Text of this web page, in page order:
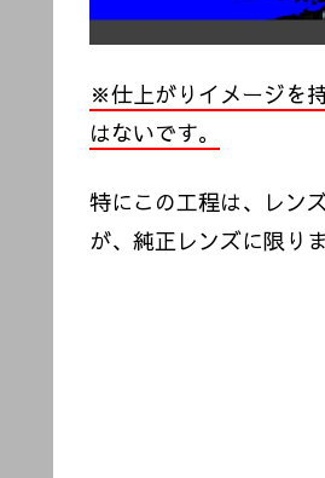
※仕上がりイメージを
はないです。
特にこの工程は、レン
が、純正レンズに限りま